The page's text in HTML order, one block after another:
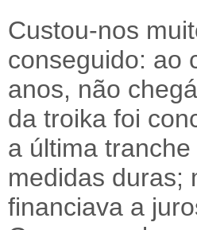
Custou-nos
conseguido: ao
anos, não
da troika foi
a última
medidas duras;
financiava a